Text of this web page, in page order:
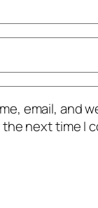
email, and
next time I